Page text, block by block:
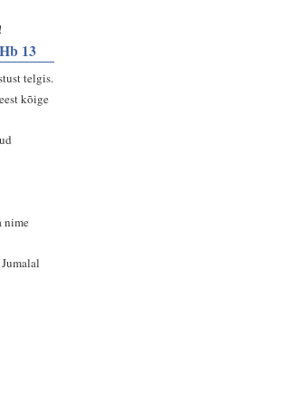
Hb 13
telgis.
kõige
nime